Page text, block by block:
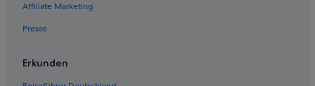
Affiliate Marketing
Presse
Erkunden